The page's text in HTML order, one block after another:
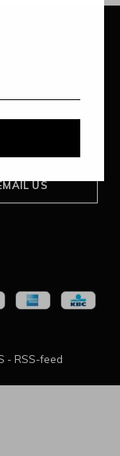
US
- RSS-feed